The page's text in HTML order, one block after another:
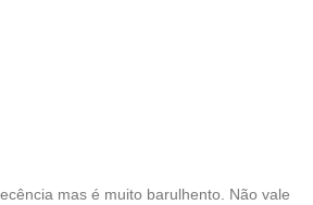
mas é muito barulhento. Não vale